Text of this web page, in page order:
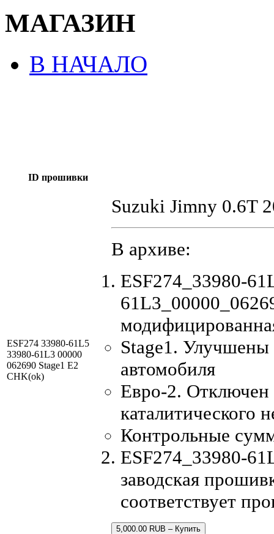
МАГАЗИН
В НАЧАЛО
ID прошивки
ESF274 33980-61L5
33980-61L3 00000
062690 Stage1 E2
CHK(ok)
Suzuki Jimny 0.6T
В архиве:
ESF274_33980-
Stage1. Улучшены
автомобиля
Евро-2. Отключен
каталитического
Контрольные
ESF274_33980-
заводская
соответствует
5,000.00 RUB – Купить